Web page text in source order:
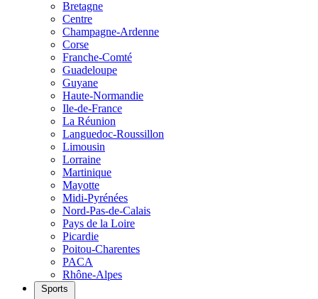
Bretagne
Centre
Champagne-Ardenne
Corse
Franche-Comté
Guadeloupe
Guyane
Haute-Normandie
Ile-de-France
La Réunion
Languedoc-Roussillon
Limousin
Lorraine
Martinique
Mayotte
Midi-Pyrénées
Nord-Pas-de-Calais
Pays de la Loire
Picardie
Poitou-Charentes
PACA
Rhône-Alpes
Sports